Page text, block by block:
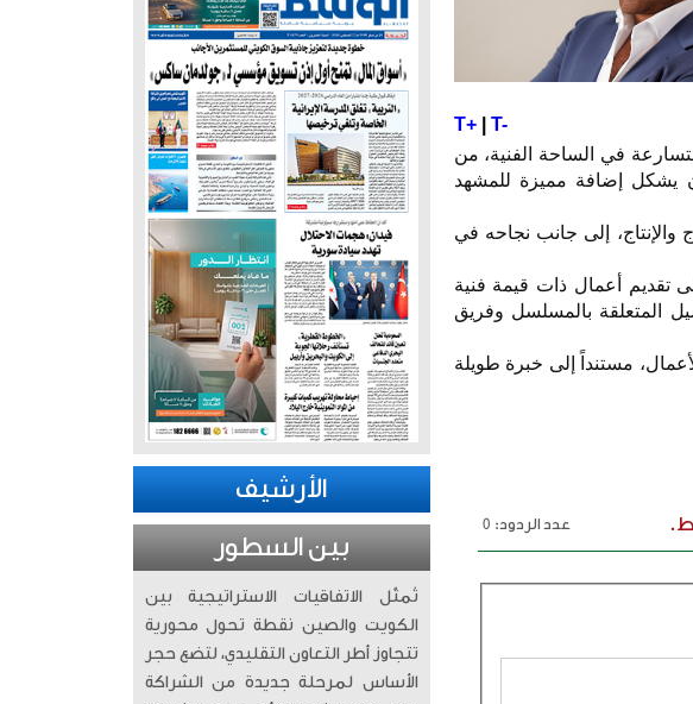
T+| T-
في الساحة الفنية، من
يشكل إضافة مميزة للمشهد
والإنتاج، إلى جانب نجاحه في
تقديم أعمال ذات قيمة فنية
المتعلقة بالمسلسل وفريق
مستنداً إلى خبرة طويلة
عدد الردود: 0
الأرشيف
بين السطور
تُمثّل الاتفاقيات الاستراتيجية بين
الكويت والصين نقطة تحول محورية
تتجاوز أطر التعاون التقليدي، لتضع حجر
الأساس لمرحلة جديدة من الشراكة